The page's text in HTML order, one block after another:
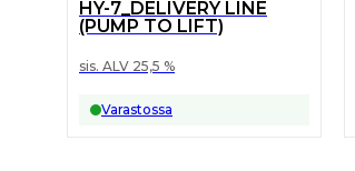
HY-7_DELIVERY LINE
(PUMP TO LIFT)
sis. ALV 25,5 %
Varastossa